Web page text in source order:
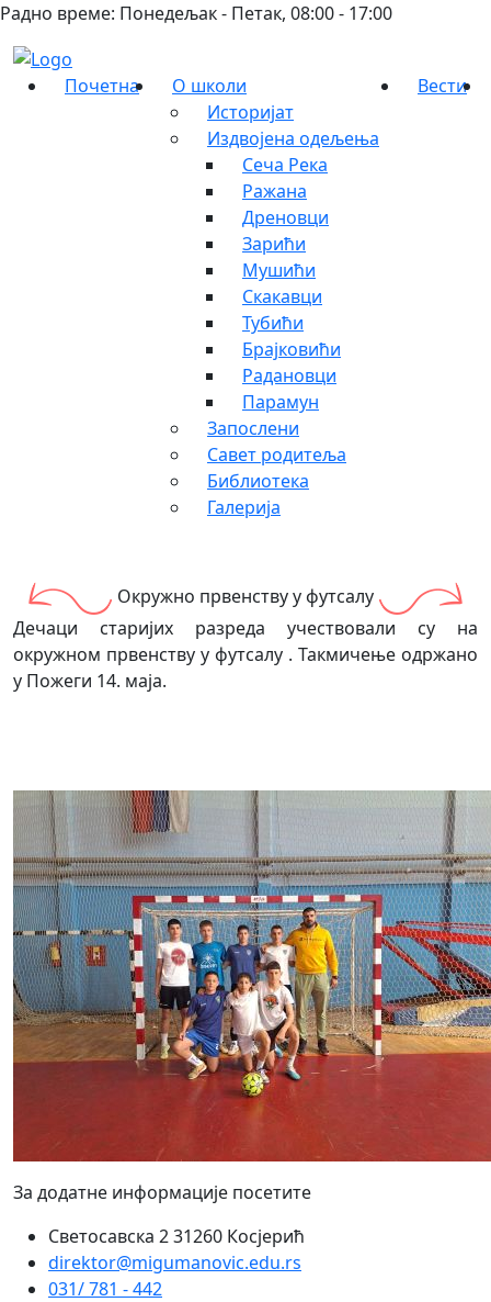
Радно време: Понедељак - Петак, 08:00 - 17:00
Почетна
О школи
Историјат
Издвојена одељења
Сеча Река
Ражана
Дреновци
Зарићи
Мушићи
Скакавци
Тубићи
Брајковићи
Радановци
Парамун
Запослени
Савет родитеља
Библиотека
Галерија
Вести
Oкружно првенству у футсалу
Дечаци старијих разреда учествовали су на
окружном првенству у футсалу . Такмичење одржано
у Пожеги 14. маја.
За додатне информације посетите
Светосавска 2 31260 Косјерић
direktor@migumanovic.edu.rs
031/ 781 - 442